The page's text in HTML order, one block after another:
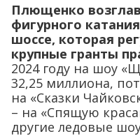
Плющенко
фигурного
шоссе, которая
крупные гранты
2024 году на шоу
32,25 миллиона,
на «Сказки
– на «Спящую
другие ледовые